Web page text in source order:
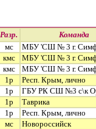
Разр.
Команда
мс
МБУ 'СШ № 3 г.
кмс
МБУ 'СШ № 3 г.
кмс
МБУ 'СШ № 3 г.
1р
Респ. Крым, лично
1р
ГБУ РК СШ №3 с\к
1р
Таврика
1р
Респ. Крым, лично
мс
Новороссийск